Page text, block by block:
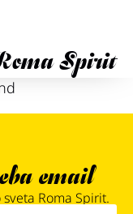
Spirit
email
Roma Spirit.